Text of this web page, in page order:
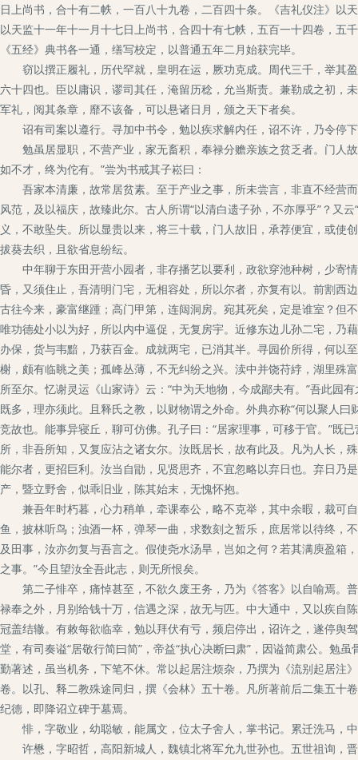
日上尚书，合十有二帙，一百八十九卷，二百四十条。《吉礼仪注》
以天监十一年十一月十七日上尚书，合四十有七帙，五百一十四卷，
《五经》典书各一通，缮写校定，以普通五年二月始获完毕。
窃以撰正履礼，历代罕就，皇明在运，厥功克成。周代三千，举其
六十四也。臣以庸识，谬司其任，淹留历稔，允当斯责。兼勒成之初，
军礼，阅其条章，靡不该备，可以悬诸日月，颁之天下者矣。
诏有司案以遵行。寻加中书令，勉以疾求解内任，诏不许，乃令停
勉虽居显职，不营产业，家无畜积，奉禄分赡亲族之贫乏者。门人
如不才，终为佗有。”尝为书戒其子崧曰：
吾家本清廉，故常居贫素。至于产业之事，所未尝言，非直不经营
风范，及以福庆，故臻此尔。古人所谓“以清白遗子孙，不亦厚乎”？又
义，不敢坠失。所以显贵以来，将三十载，门人故旧，承荐便宜，或
拔葵去织，且欲省息纷纭。
中年聊于东田开营小园者，非存播艺以要利，政欲穿池种树，少寄
昏，又须住止，吾清明门宅，无相容处，所以尔者，亦复有以。前割西
古往今来，豪富继踵；高门甲第，连闼洞房。宛其死矣，定是谁室？但
唯功德处小以为好，所以内中逼促，无复房宇。近修东边儿孙二宅，乃
办保，货与韦黯，乃获百金。成就两宅，已消其半。寻园价所得，何
榭，颇有临眺之美；孤峰丛薄，不无纠纷之兴。渎中并饶苻綍，湖里殊
所至尔。忆谢灵运《山家诗》云：“中为天地物，今成鄙夫有。”吾此园
既多，理亦须此。且释氏之教，以财物谓之外命。外典亦称“何以聚人
竞故也。能事异寝丘，聊可仿佛。孔子曰：“居家理事，可移于官。”既
所，非吾所知，又复应沾之诸女尔。汝既居长，故有此及。凡为人长，
能尔者，更招巨利。汝当自勖，见贤思齐，不宜忽略以弃日也。弃日乃
产，暨立野舍，似乖旧业，陈其始末，无愧怀抱。
兼吾年时朽暮，心力稍单，牵课奉公，略不克举，其中余暇，裁可
鱼，披林听鸟；浊酒一杯，弹琴一曲，求数刻之暂乐，庶居常以待终，
及田事，汝亦勿复与吾言之。假使尧水汤旱，岂如之何？若其满庾盈箱
之事。”今且望汝全吾此志，则无所恨矣。
第二子悱卒，痛悼甚至，不欲久废王务，乃为《答客》以自喻焉。
禄奉之外，月别给钱十万，信遇之深，故无与匹。中大通中，又以疾自
冠盖结辙。有敕每欲临幸，勉以拜伏有亏，频启停出，诏许之，遂停舆
堂，有司奏谥“居敬行简曰简”，帝益“执心决断曰肃”，因谥简肃公。勉
勤著述，虽当机务，下笔不休。常以起居注烦杂，乃撰为《流别起居注
卷。以孔、释二教殊途同归，撰《会林》五十卷。凡所著前后二集五十
纪德，即降诏立碑于墓焉。
悱，字敬业，幼聪敏，能属文，位太子舍人，掌书记。累迁洗马，
许懋，字昭哲，高阳新城人，魏镇北将军允九世孙也。五世祖询，